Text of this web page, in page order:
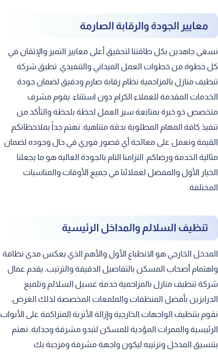
معايير الجودة والرقابة الصارمة
نسعى جاهدين بكل طاقتنا لتحقيق أعلى معايير التميز والإتقان في
كل خطوة من خطوات العمل الميداني والتنفيذي. تطبق شركة
تنظيف منازل بالمزاحمية نظام رقابة صارم ودقيق لضمان جودة
الخدمات المقدمة للعملاء الكرام دون استثناء. يقوم مشرف
متخصص ذو خبرة بمتابعة سير العمل لحظة بلحظة والتأكد من
تنفيذ كافة المهام المطلوبة بدقة متناهية. نهتم جداً بملاحظاتكم
القيمة ونعمل على معالجة أي قصور فوري في حال وجوده لضمان
مثالية الخدمة ورضاكم. التزامنا التام بالجودة العالية هو ما يجعلنا
الخيار الأول والمفضل لعملائنا في جميع الأوقات والمناسبات
المختلفة.
تنظيف السلالم والمداخل الرئيسية
المدخل الخارجي هو الانطباع الأول والأهم الذي يعكس مدى نظافة
واهتمام أصحاب المسكن بالتفاصيل الدقيقة والترتيب. يقدم عمال
شركة تنظيف منازل بالمزاحمية خدمة غسيل السلالم وتلميع
الدرابزين بأفضل المنظفات والملمعات المخصصة لذلك الغرض.
نقوم بتنظيف الواجهات الخارجية وإزالة الأتربة المتراكمة على الأبواب
الرئيسية والممرات المؤدية للمسكن لتبدو مشرقة وجذابة. نهتم
بتنسيق المدخل وترتيبه ليكون واجهة مشرفة ومرحبة بك